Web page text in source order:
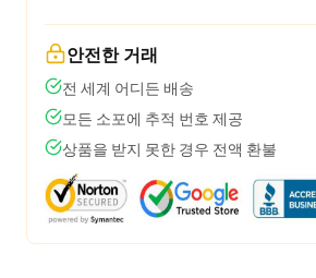
안전한 거래
전 세계 어디든 배송
모든 소포에 추적 번호 제공
상품을 받지 못한 경우 전액 환불